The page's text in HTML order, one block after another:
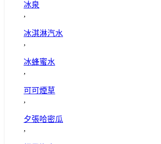
冰泉
,
冰淇淋汽水
,
冰蜂蜜水
,
可可煙草
,
夕張哈密瓜
,